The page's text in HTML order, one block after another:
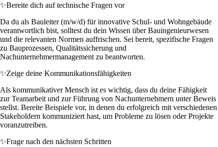
✨Bereite dich auf technische Fragen vor
Da du als Bauleiter (m/w/d) für innovative Schul- und Wohngebäude
verantwortlich bist, solltest du dein Wissen über Bauingenieurwesen
und die relevanten Normen auffrischen. Sei bereit, spezifische Fragen
zu Bauprozessen, Qualitätssicherung und
Nachunternehmermanagement zu beantworten.
✨Zeige deine Kommunikationsfähigkeiten
Als kommunikativer Mensch ist es wichtig, dass du deine Fähigkeit
zur Teamarbeit und zur Führung von Nachunternehmern unter Beweis
stellst. Bereite Beispiele vor, in denen du erfolgreich mit verschiedenen
Stakeholdern kommuniziert hast, um Probleme zu lösen oder Projekte
voranzutreiben.
✨Frage nach den nächsten Schritten